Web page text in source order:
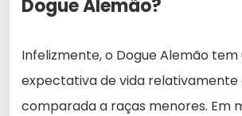
Dogue Alemão?
Infelizmente, o Dogue Alemão tem
expectativa de vida
comparada a raças menores. Em